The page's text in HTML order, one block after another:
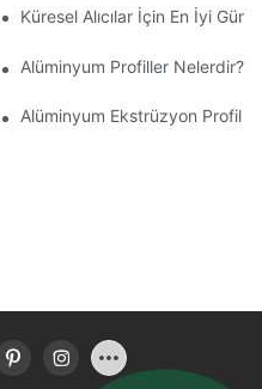
Profilli Kış Bahçesi
Küresel Alıcılar İçin En İyi
Süreci
Alüminyum Profiller Nelerdir?
Alüminyum Ekstrüzyon Profil